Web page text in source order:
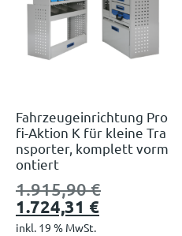
Fahrzeugeinrichtung Pro
fi-Aktion K für kleine Tra
nsporter, komplett vorm
ontiert
1.915,90€
1.724,31 €
inkl. 19 % MwSt.